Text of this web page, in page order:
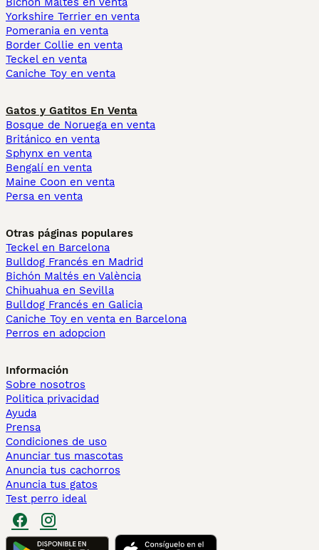
Yorkshire Terrier en venta
Pomerania en venta
Border Collie en venta
Teckel en venta
Caniche Toy en venta
Gatos y Gatitos En Venta
Bosque de Noruega en venta
Británico en venta
Sphynx en venta
Bengalí en venta
Maine Coon en venta
Persa en venta
Otras páginas populares
Teckel en Barcelona
Bulldog Francés en Madrid
Bichón Maltés en València
Chihuahua en Sevilla
Bulldog Francés en Galicia
Caniche Toy en venta en Barcelona
Perros en adopcion
Información
Sobre nosotros
Politica privacidad
Ayuda
Prensa
Condiciones de uso
Anunciar tus mascotas
Anuncia tus cachorros
Anuncia tus gatos
Test perro ideal